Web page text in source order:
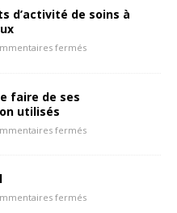
d’activité de soins à
fermés
faire de ses
utilisés
fermés
fermés